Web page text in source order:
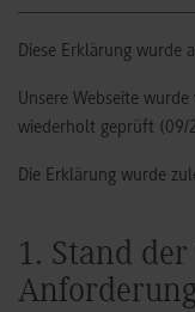
Diese Erklärung wurde
Unsere Webseite
wiederholt geprüft (09/
Die Erklärung wurde
1. Stand